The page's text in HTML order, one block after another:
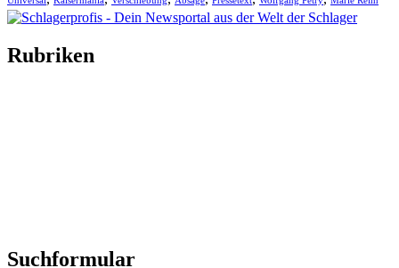
Rubriken
Suchformular